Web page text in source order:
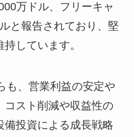
万ドル、フリーキャ
と報告されており、堅
しています。
も、営業利益の安定や
コスト削減や収益性の
備投資による成長戦略